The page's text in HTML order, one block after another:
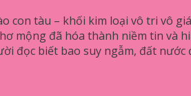
con tàu – khối kim loại vô tri vô
mộng đã hóa thành niềm tin và
đọc biết bao suy ngẫm, đất nước